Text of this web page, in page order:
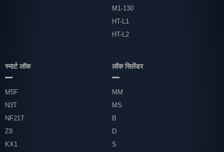
M1-130
HT-L1
HT-L2
स्मार्ट लॉक
M5F
N3T
NF21T
Z8
KX1
लॉक सिलेंडर
MM
MS
B
D
S